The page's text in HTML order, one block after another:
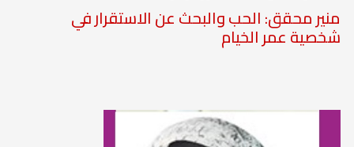
منير محقق: الحب والبحث عن الاستقرار في
شخصية عمر الخيام